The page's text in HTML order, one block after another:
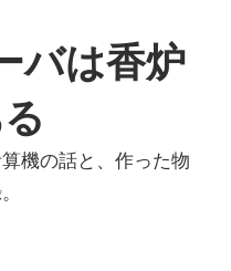
バは香炉
機の話と、作った物